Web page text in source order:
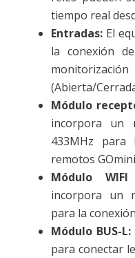
tiempo real
Entradas: El
la conexión
(Abierta/
Módulo
incorpora un
433MHz para
remotos
Módulo WIFI
incorpora un
para la
Módulo BUS-L:
para conectar